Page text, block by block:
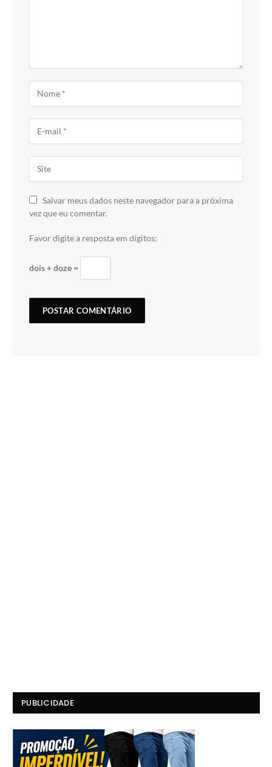
Salvar meus dados neste navegador para a próxima
vez que eu comentar.
Favor digite a resposta em dígitos:
dois + doze =
PUBLICIDADE